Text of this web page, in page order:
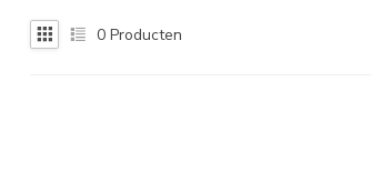
0 Producten